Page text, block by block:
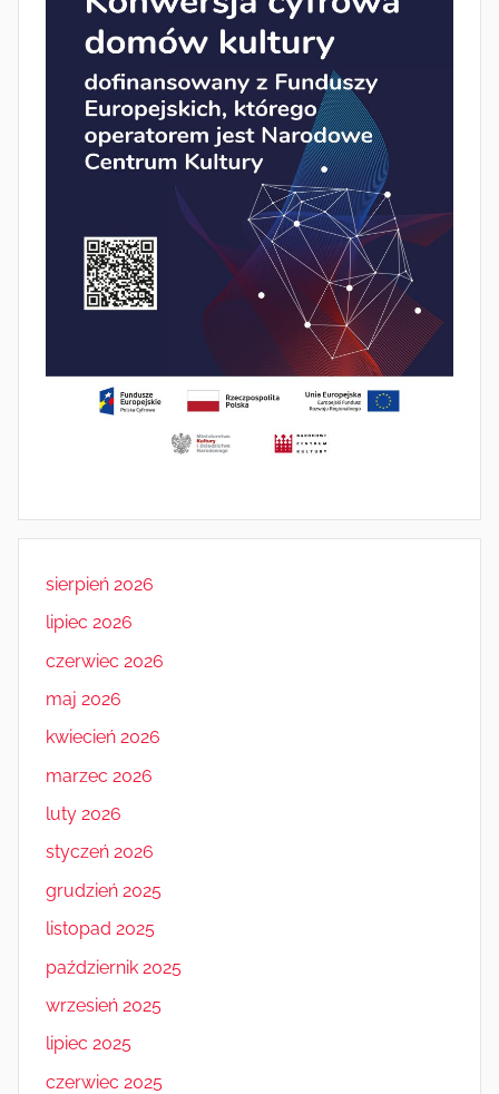
sierpień 2026
lipiec 2026
czerwiec 2026
maj 2026
kwiecień 2026
marzec 2026
luty 2026
styczeń 2026
grudzień 2025
listopad 2025
październik 2025
wrzesień 2025
lipiec 2025
czerwiec 2025